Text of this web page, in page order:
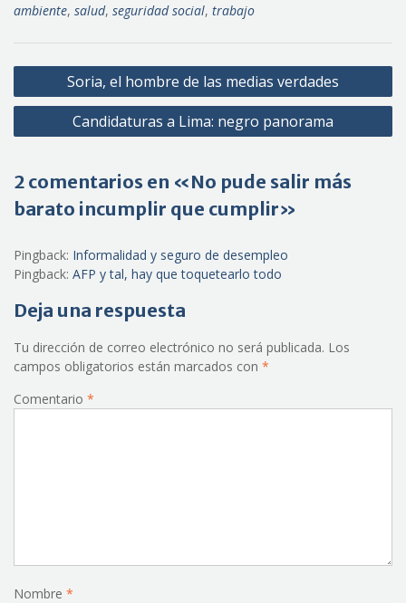
ambiente, salud, seguridad social, trabajo
Navegación
de
entradas
Soria, el hombre de las medias verdades
Candidaturas a Lima: negro panorama
2 comentarios en «No pude salir más
barato incumplir que cumplir»
Pingback: Informalidad y seguro de desempleo
Pingback: AFP y tal, hay que toquetearlo todo
Deja una respuesta
Tu dirección de correo electrónico no será publicada. Los
campos obligatorios están marcados con *
Comentario *
Nombre *